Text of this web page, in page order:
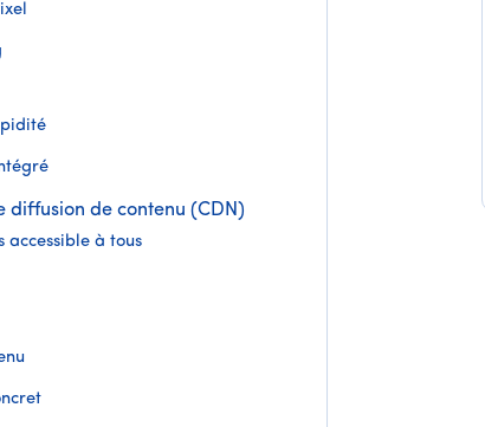
diffusion de contenu (CDN)
accessible à tous